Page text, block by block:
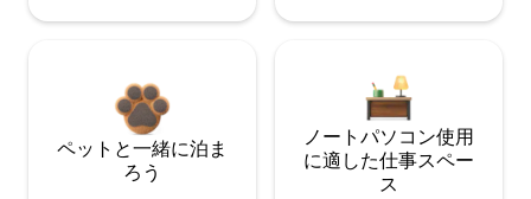
ペットと一緒に泊ま
ろう
ノートパソコン使用
に適した仕事スペー
ス